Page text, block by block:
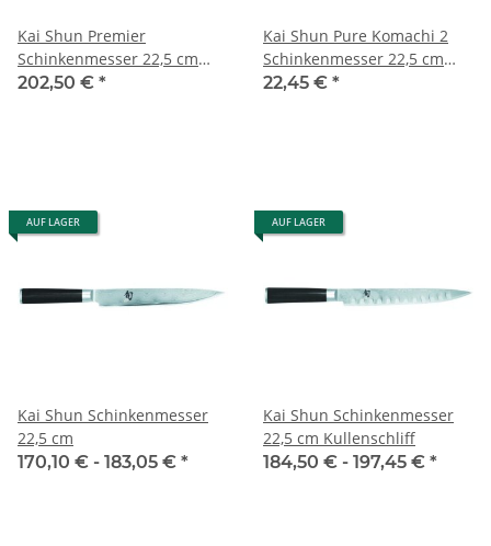
Kai Shun Premier
Schinkenmesser 22,5 cm
Tim Mälzer Edition
202,50 € *
Kai Shun Pure Komachi 2
Schinkenmesser 22,5 cm
Klinge
22,45 € *
AUF LAGER
Kai Shun Schinkenmesser
22,5 cm
170,10 € - 183,05 € *
AUF LAGER
Kai Shun Schinkenmesser
22,5 cm Kullenschliff
184,50 € - 197,45 € *